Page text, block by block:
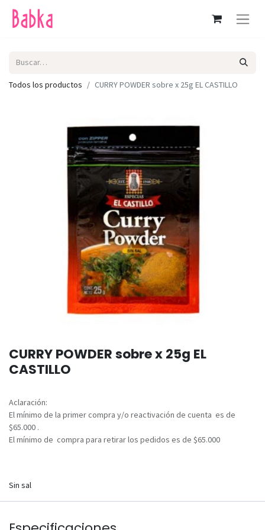
Todos los productos CURRY POWDER sobre x 25g EL CASTILLO
CURRY POWDER sobre x 25g EL
CASTILLO
Aclaración:
El mínimo de la primer compra y/o reactivación de cuenta es de
$65.000 .
El mínimo de compra para retirar los pedidos es de $65.000
Sin sal